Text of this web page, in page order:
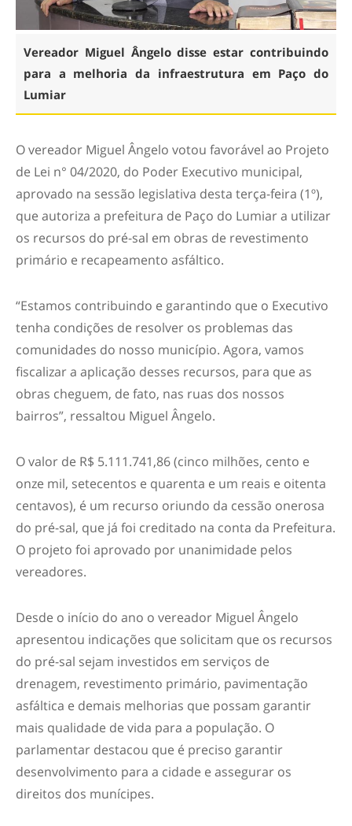
Vereador Miguel Ângelo disse estar contribuindo
para a melhoria da infraestrutura em Paço do
Lumiar
O vereador Miguel Ângelo votou favorável ao Projeto
de Lei n° 04/2020, do Poder Executivo municipal,
aprovado na sessão legislativa desta terça-feira (1º),
que autoriza a prefeitura de Paço do Lumiar a utilizar
os recursos do pré-sal em obras de revestimento
primário e recapeamento asfáltico.
“Estamos contribuindo e garantindo que o Executivo
tenha condições de resolver os problemas das
comunidades do nosso município. Agora, vamos
fiscalizar a aplicação desses recursos, para que as
obras cheguem, de fato, nas ruas dos nossos
bairros”, ressaltou Miguel Ângelo.
O valor de R$ 5.111.741,86 (cinco milhões, cento e
onze mil, setecentos e quarenta e um reais e oitenta
centavos), é um recurso oriundo da cessão onerosa
do pré-sal, que já foi creditado na conta da Prefeitura.
O projeto foi aprovado por unanimidade pelos
vereadores.
Desde o início do ano o vereador Miguel Ângelo
apresentou indicações que solicitam que os recursos
do pré-sal sejam investidos em serviços de
drenagem, revestimento primário, pavimentação
asfáltica e demais melhorias que possam garantir
mais qualidade de vida para a população. O
parlamentar destacou que é preciso garantir
desenvolvimento para a cidade e assegurar os
direitos dos munícipes.